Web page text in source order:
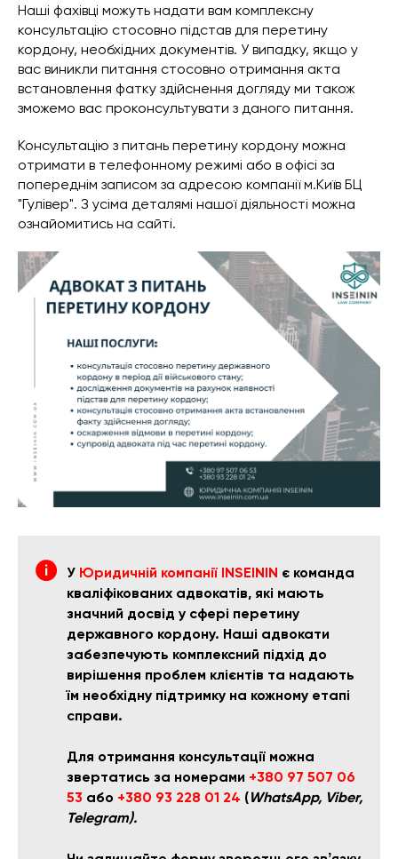
Наші фахівці можуть надати вам комплексну
консультацію стосовно підстав для перетину
кордону, необхідних документів. У випадку, якщо у
вас виникли питання стосовно отримання акта
встановлення фатку здійснення догляду ми також
зможемо вас проконсультувати з даного питання.
Консультацію з питань перетину кордону можна
отримати в телефонному режимі або в офісі за
попереднім записом за адресою компанії м.Київ БЦ
"Гулівер". З усіма деталямі нашої діяльності можна
ознайомитись на сайті.
У Юридичній компанії INSEININ є команда
кваліфікованих адвокатів, які мають
значний досвід у сфері перетину
державного кордону. Наші адвокати
забезпечують комплексний підхід до
вирішення проблем клієнтів та надають
їм необхідну підтримку на кожному етапі
справи.
Для отримання консультації можна
звертатись за номерами +380 97 507 06
53 або +380 93 228 01 24 (WhatsApp, Viber,
Telegram).